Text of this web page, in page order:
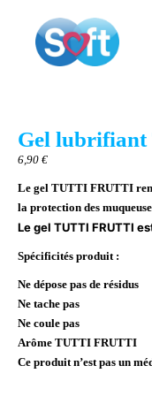
Gel
6,90 €
Le gel TUTTI FRUTTI
la protection des
Le gel TUTTI FRUTTI
Spécificités produit :
Ne dépose pas de résidus
Ne tache pas
Ne coule pas
Arôme TUTTI FRUTTI
Ce produit n’est pas un